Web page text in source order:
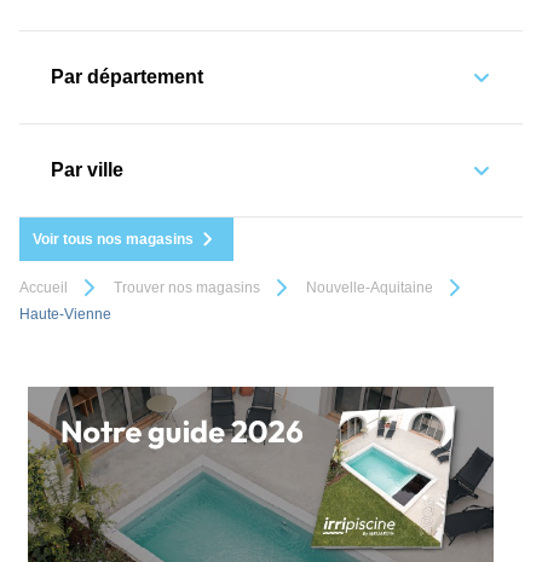
Par département
Par ville
Voir tous nos magasins
Accueil Trouver nos magasins
Nouvelle-Aquitaine
Haute-Vienne